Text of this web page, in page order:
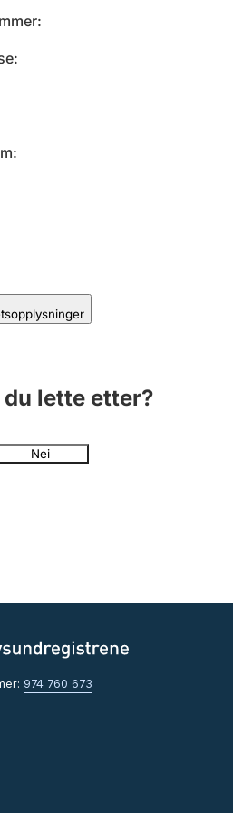
lette etter?
Nei
974 760 673